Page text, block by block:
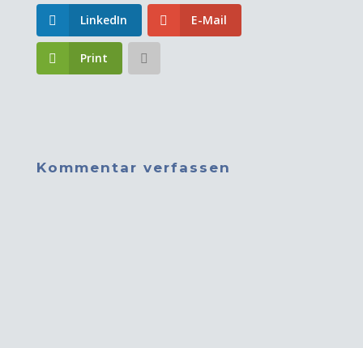
LinkedIn E-Mail
Print
Kommentar verfassen